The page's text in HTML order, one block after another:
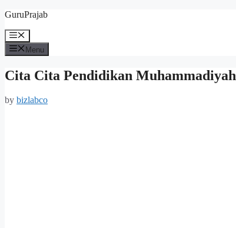
Skip
content
GuruPrajab
Menu
Menu
Cita Cita Pendidikan Muhammadiyah
by bizlabco